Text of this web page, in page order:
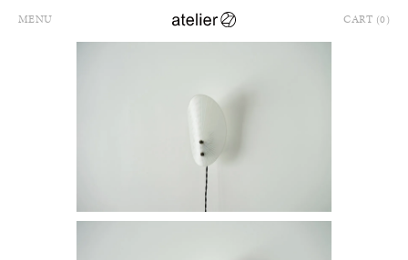
MENU CART (0)